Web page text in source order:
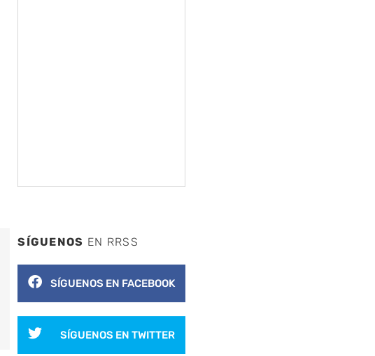
SÍGUENOS EN RRSS
SÍGUENOS EN FACEBOOK
SÍGUENOS EN TWITTER